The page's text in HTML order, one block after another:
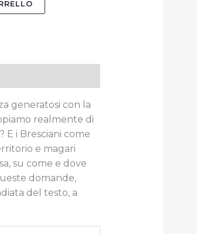
generatosi con la
realmente di
E i Bresciani come
e magari
su come e dove
domande,
del testo, a